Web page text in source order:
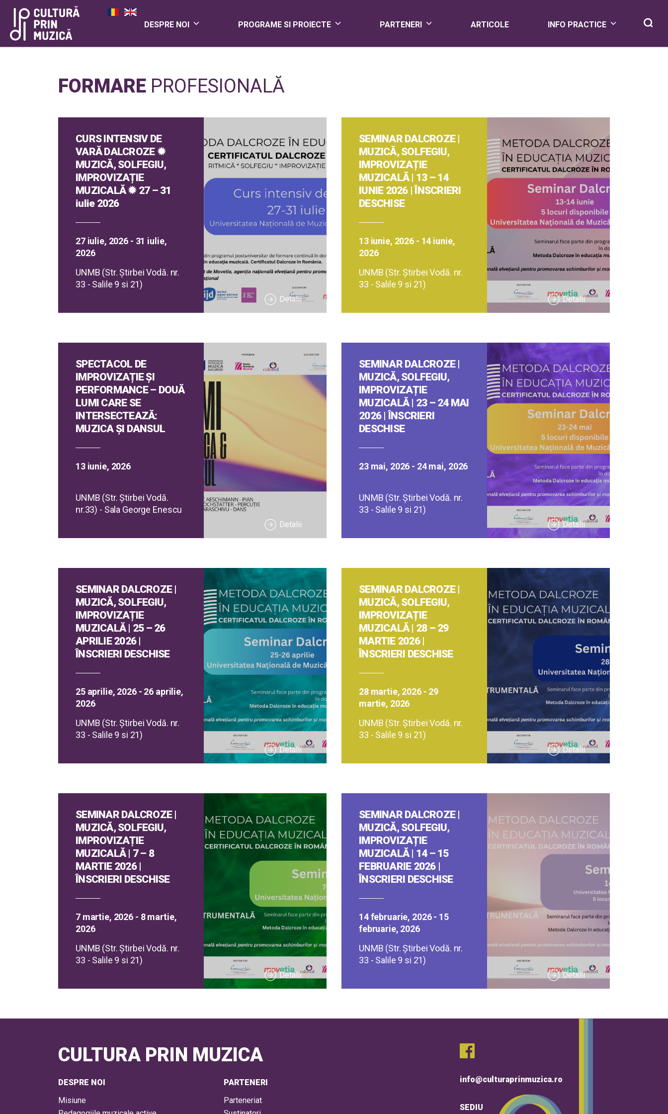
DESPRE NOI PROGRAME SI PROIECTE PARTENERI ARTICOLE INFO PRACTICE
FORMARE PROFESIONALĂ
CURS INTENSIV DE
VARĂ DALCROZE ✹
MUZICĂ, SOLFEGIU,
IMPROVIZAȚIE
MUZICALĂ ✹ 27 – 31
iulie 2026
27 iulie, 2026 - 31 iulie,
2026
UNMB (Str. Ştirbei Vodă. nr.
33 - Salile 9 si 21)
Detalii
SEMINAR DALCROZE |
MUZICĂ, SOLFEGIU,
IMPROVIZAȚIE
MUZICALĂ | 13 – 14
IUNIE 2026 | ÎNSCRIERI
DESCHISE
13 iunie, 2026 - 14 iunie,
2026
UNMB (Str. Ştirbei Vodă. nr.
33 - Salile 9 si 21)
Detalii
SPECTACOL DE
IMPROVIZAȚIE ȘI
PERFORMANCE – DOUĂ
LUMI CARE SE
INTERSECTEAZĂ:
MUZICA ȘI DANSUL
13 iunie, 2026
UNMB (Str. Ştirbei Vodă.
nr.33) - Sala George Enescu
Detalii
SEMINAR DALCROZE |
MUZICĂ, SOLFEGIU,
IMPROVIZAȚIE
MUZICALĂ | 23 – 24 MAI
2026 | ÎNSCRIERI
DESCHISE
23 mai, 2026 - 24 mai, 2026
UNMB (Str. Ştirbei Vodă. nr.
33 - Salile 9 si 21)
Detalii
SEMINAR DALCROZE |
MUZICĂ, SOLFEGIU,
IMPROVIZAȚIE
MUZICALĂ | 25 – 26
APRILIE 2026 |
ÎNSCRIERI DESCHISE
25 aprilie, 2026 - 26 aprilie,
2026
UNMB (Str. Ştirbei Vodă. nr.
33 - Salile 9 si 21)
Detalii
SEMINAR DALCROZE |
MUZICĂ, SOLFEGIU,
IMPROVIZAȚIE
MUZICALĂ | 28 – 29
MARTIE 2026 |
ÎNSCRIERI DESCHISE
28 martie, 2026 - 29
martie, 2026
UNMB (Str. Ştirbei Vodă. nr.
33 - Salile 9 si 21)
Detalii
SEMINAR DALCROZE |
MUZICĂ, SOLFEGIU,
IMPROVIZAȚIE
MUZICALĂ | 7 – 8
MARTIE 2026 |
ÎNSCRIERI DESCHISE
7 martie, 2026 - 8 martie,
2026
UNMB (Str. Ştirbei Vodă. nr.
33 - Salile 9 si 21)
Detalii
SEMINAR DALCROZE |
MUZICĂ, SOLFEGIU,
IMPROVIZAȚIE
MUZICALĂ | 14 – 15
FEBRUARIE 2026 |
ÎNSCRIERI DESCHISE
14 februarie, 2026 - 15
februarie, 2026
UNMB (Str. Ştirbei Vodă. nr.
33 - Salile 9 si 21)
Detalii
CULTURA PRIN MUZICA
DESPRE NOI
Misiune
PARTENERI
Parteneriat
info@culturaprinmuzica.ro
SEDIU